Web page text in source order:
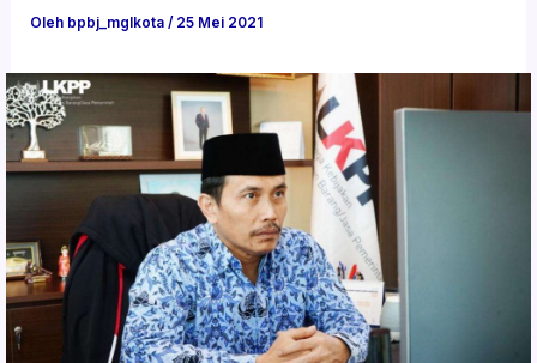
Oleh bpbj_mglkota/ 25 Mei 2021